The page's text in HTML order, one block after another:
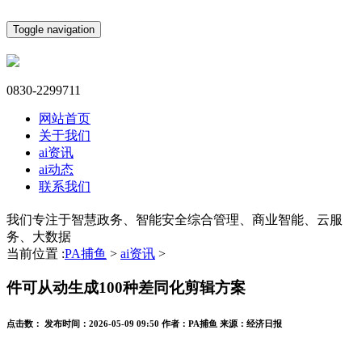
Toggle navigation
0830-2299711
网站首页
关于我们
ai资讯
ai动态
联系我们
我们专注于智慧政务、智能安全综合管理、商业智能、云服
务、大数据
当前位置 :PA捕鱼 > ai资讯 >
件可从动生成100种差同化剪辑方案
点击数： 发布时间： 2026-05-09 09:50 作者： PA捕鱼 来源： 经济日报